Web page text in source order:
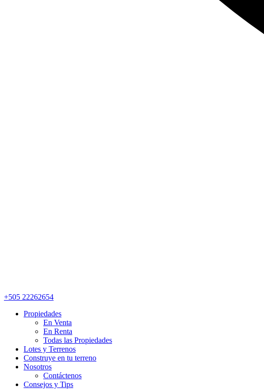
+505 22262654
Propiedades
En Venta
En Renta
Todas las Propiedades
Lotes y Terrenos
Construye en tu terreno
Nosotros
Contáctenos
Consejos y Tips